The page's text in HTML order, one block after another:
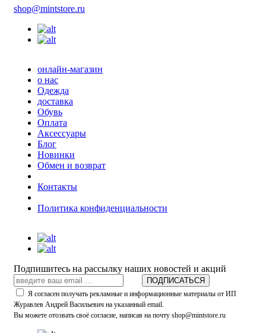
shop@mintstore.ru
онлайн-магазин
о нас
Одежда
доставка
Обувь
Оплата
Аксессуары
Блог
Новинки
Обмен и возврат
Контакты
Политика конфиденциальности
Подпишитесь на рассылку наших новостей и акций
ПОДПИСАТЬСЯ
Я согласен получать рекламные и информационные материалы от ИП
Журавлев Андрей Васильевич на указанный email.
Вы можете отозвать своё согласие, написав на почту shop@mintstore.ru